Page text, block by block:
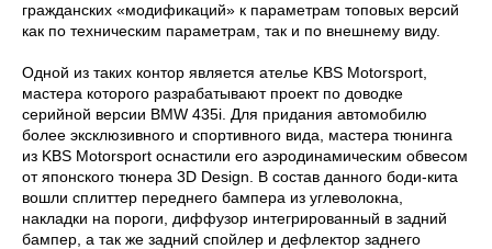
гражданских «модификаций» к параметрам топовых версий
как по техническим параметрам, так и по внешнему виду.
Одной из таких контор является ателье KBS Motorsport,
мастера которого разрабатывают проект по доводке
серийной версии BMW 435i. Для придания автомобилю
более эксклюзивного и спортивного вида, мастера тюнинга
из KBS Motorsport оснастили его аэродинамическим обвесом
от японского тюнера 3D Design. В состав данного боди-кита
вошли сплиттер переднего бампера из углеволокна,
накладки на пороги, диффузор интегрированный в задний
бампер, а так же задний спойлер и дефлектор заднего